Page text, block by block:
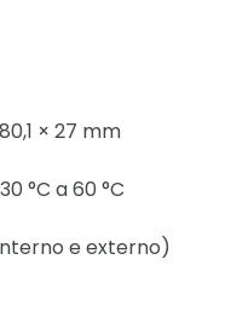
× 27 mm
°C a 60 °C
e externo)